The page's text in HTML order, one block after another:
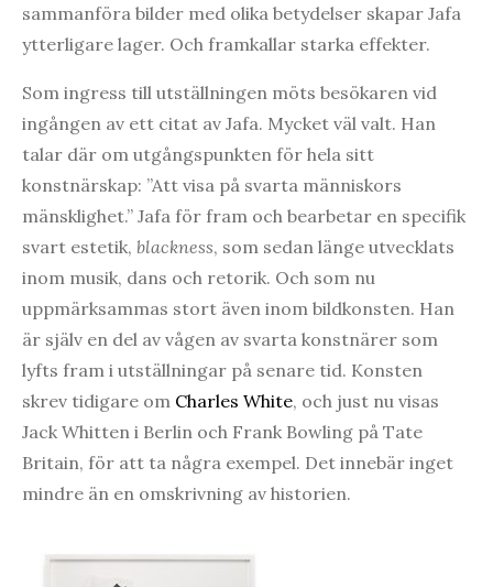
sammanföra bilder med olika betydelser skapar Jafa
ytterligare lager. Och framkallar starka effekter.
Som ingress till utställningen möts besökaren vid
ingången av ett citat av Jafa. Mycket väl valt. Han
talar där om utgångspunkten för hela sitt
konstnärskap: ”Att visa på svarta människors
mänsklighet.” Jafa för fram och bearbetar en specifik
svart estetik, blackness, som sedan länge utvecklats
inom musik, dans och retorik. Och som nu
uppmärksammas stort även inom bildkonsten. Han
är själv en del av vågen av svarta konstnärer som
lyfts fram i utställningar på senare tid. Konsten
skrev tidigare om Charles White, och just nu visas
Jack Whitten i Berlin och Frank Bowling på Tate
Britain, för att ta några exempel. Det innebär inget
mindre än en omskrivning av historien.